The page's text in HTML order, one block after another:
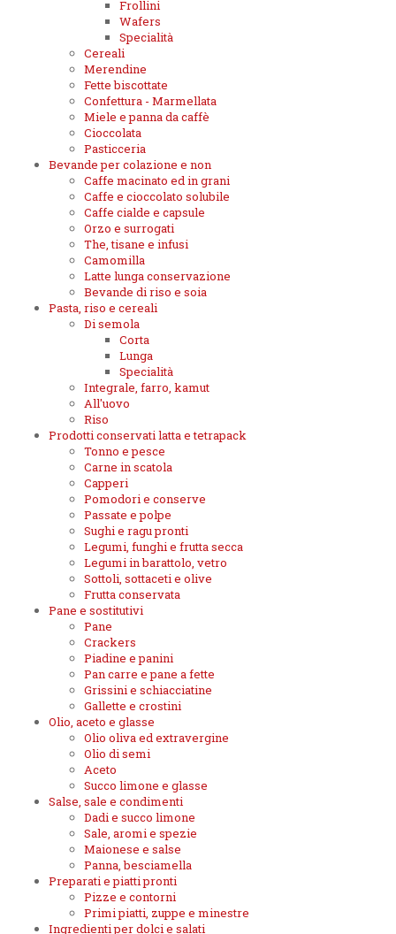
Frollini
Wafers
Specialità
Cereali
Merendine
Fette biscottate
Confettura - Marmellata
Miele e panna da caffè
Cioccolata
Pasticceria
Bevande per colazione e non
Caffe macinato ed in grani
Caffe e cioccolato solubile
Caffe cialde e capsule
Orzo e surrogati
The, tisane e infusi
Camomilla
Latte lunga conservazione
Bevande di riso e soia
Pasta, riso e cereali
Di semola
Corta
Lunga
Specialità
Integrale, farro, kamut
All'uovo
Riso
Prodotti conservati latta e tetrapack
Tonno e pesce
Carne in scatola
Capperi
Pomodori e conserve
Passate e polpe
Sughi e ragu pronti
Legumi, funghi e frutta secca
Legumi in barattolo, vetro
Sottoli, sottaceti e olive
Frutta conservata
Pane e sostitutivi
Pane
Crackers
Piadine e panini
Pan carre e pane a fette
Grissini e schiacciatine
Gallette e crostini
Olio, aceto e glasse
Olio oliva ed extravergine
Olio di semi
Aceto
Succo limone e glasse
Salse, sale e condimenti
Dadi e succo limone
Sale, aromi e spezie
Maionese e salse
Panna, besciamella
Preparati e piatti pronti
Pizze e contorni
Primi piatti, zuppe e minestre
Ingredienti per dolci e salati